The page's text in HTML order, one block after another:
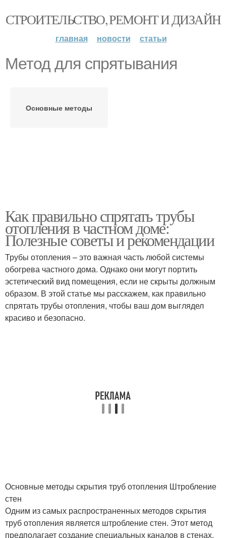
СТРОИТЕЛЬСТВО, РЕМОНТ И ДИЗАЙН
главная новости статьи
Метод для спрятывания
Основные методы
Как правильно спрятать трубы
отопления в частном доме:
Полезные советы и рекомендации
Трубы отопления – это важная часть любой системы
обогрева частного дома. Однако они могут портить
эстетический вид помещения, если не скрыты должным
образом. В этой статье мы расскажем, как правильно
спрятать трубы отопления, чтобы ваш дом выглядел
красиво и безопасно.
Основные методы скрытия труб отопления Штробление
стен
Одним из самых распространенных методов скрытия
труб отопления является штробление стен. Этот метод
предполагает создание специальных каналов в стенах,